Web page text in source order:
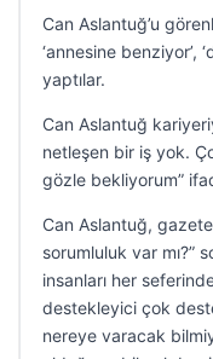
Can Aslantuğ’u
‘annesine benziyor’,
yaptılar.
Can Aslantuğ
netleşen bir iş yok.
gözle bekliyorum”
Can Aslantuğ,
sorumluluk var mı?”
insanları her
destekleyici çok
nereye varacak